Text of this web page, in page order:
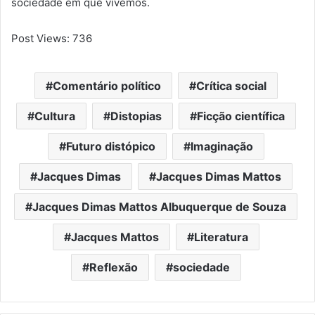
sociedade em que vivemos.
Post Views: 736
Comentário político Crítica social
Cultura Distopias Ficção científica
Futuro distópico Imaginação
Jacques Dimas Jacques Dimas Mattos
Jacques Dimas Mattos Albuquerque de Souza
Jacques Mattos Literatura
Reflexão sociedade